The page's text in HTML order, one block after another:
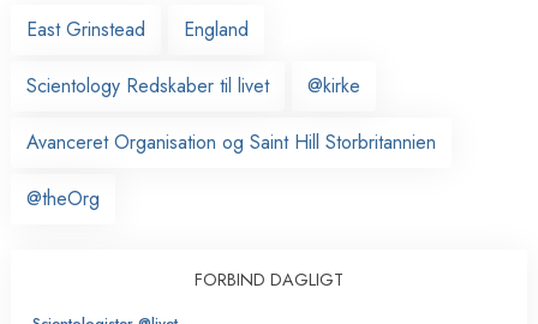
East Grinstead
England
Scientology Redskaber til livet @kirke
Avanceret Organisation og Saint Hill Storbritannien
@theOrg
FORBIND DAGLIGT